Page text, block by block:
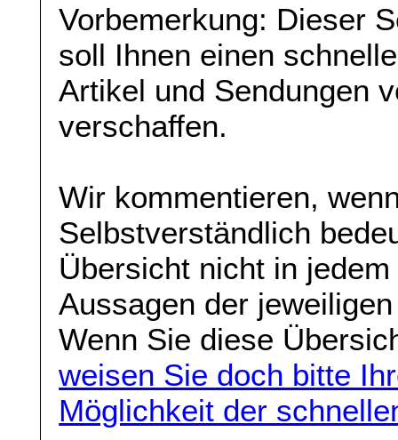
Vorbemerkung: Dieser
soll Ihnen einen
Artikel und Sendungen
verschaffen.
Wir kommentieren,
Selbstverständlich
Übersicht nicht in
Aussagen der
Wenn Sie diese
weisen Sie doch bitte
Möglichkeit der